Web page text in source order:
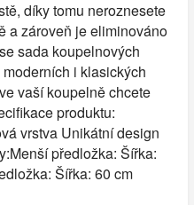
díky tomu neroznesete
a zároveň je eliminováno
sada koupelnových
i klasických
vaší koupelně chcete
produktu:
vrstva Unikátní design
předložka: Šířka:
Šířka: 60 cm